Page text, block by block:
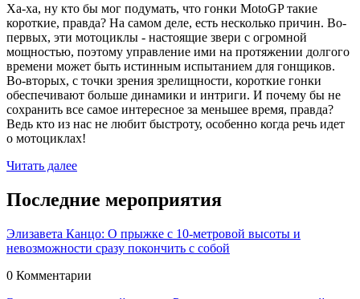
Ха-ха, ну кто бы мог подумать, что гонки MotoGP такие
короткие, правда? На самом деле, есть несколько причин. Во-
первых, эти мотоциклы - настоящие звери с огромной
мощностью, поэтому управление ими на протяжении долгого
времени может быть истинным испытанием для гонщиков.
Во-вторых, с точки зрения зрелищности, короткие гонки
обеспечивают больше динамики и интриги. И почему бы не
сохранить все самое интересное за меньшее время, правда?
Ведь кто из нас не любит быстроту, особенно когда речь идет
о мотоциклах!
Читать далее
Последние мероприятия
Элизавета Канцо: О прыжке с 10-метровой высоты и
невозможности сразу покончить с собой
0 Комментарии